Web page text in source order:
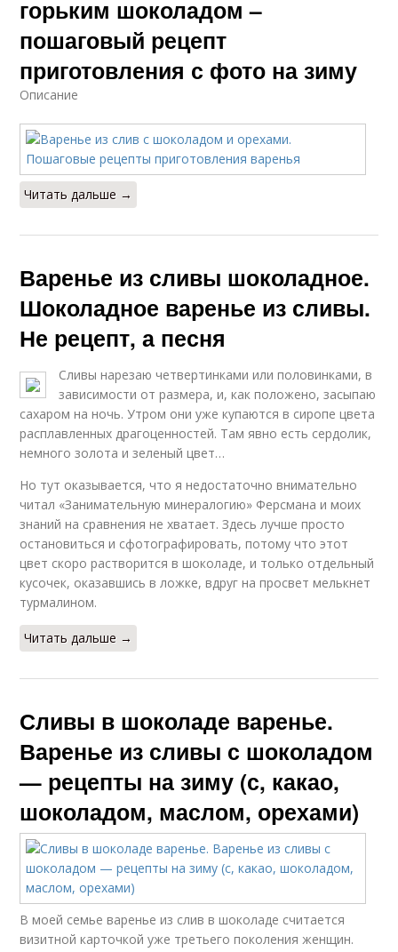
горьким шоколадом –
пошаговый рецепт
приготовления с фото на зиму
Описание
Читать дальше →
Варенье из сливы шоколадное.
Шоколадное варенье из сливы.
Не рецепт, а песня
Сливы нарезаю четвертинками или половинками, в
зависимости от размера, и, как положено, засыпаю
сахаром на ночь. Утром они уже купаются в сиропе цвета
расплавленных драгоценностей. Там явно есть сердолик,
немного золота и зеленый цвет…
Но тут оказывается, что я недостаточно внимательно
читал «Занимательную минералогию» Ферсмана и моих
знаний на сравнения не хватает. Здесь лучше просто
остановиться и сфотографировать, потому что этот
цвет скоро растворится в шоколаде, и только отдельный
кусочек, оказавшись в ложке, вдруг на просвет мелькнет
турмалином.
Читать дальше →
Сливы в шоколаде варенье.
Варенье из сливы с шоколадом
— рецепты на зиму (с, какао,
шоколадом, маслом, орехами)
В моей семье варенье из слив в шоколаде считается
визитной карточкой уже третьего поколения женщин.